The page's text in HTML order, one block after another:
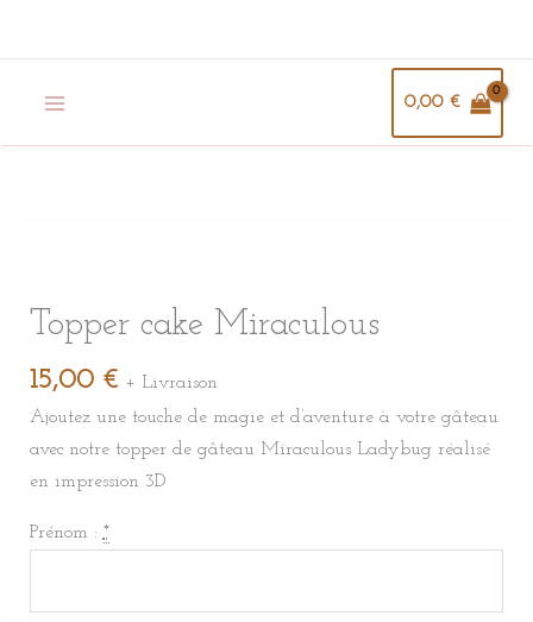
0,00 €
Topper cake Miraculous
15,00 € + Livraison
Ajoutez une touche de magie et d’aventure à votre gâteau
avec notre topper de gâteau Miraculous Ladybug réalisé
en impression 3D
Prénom : *
Topper
Miraculous